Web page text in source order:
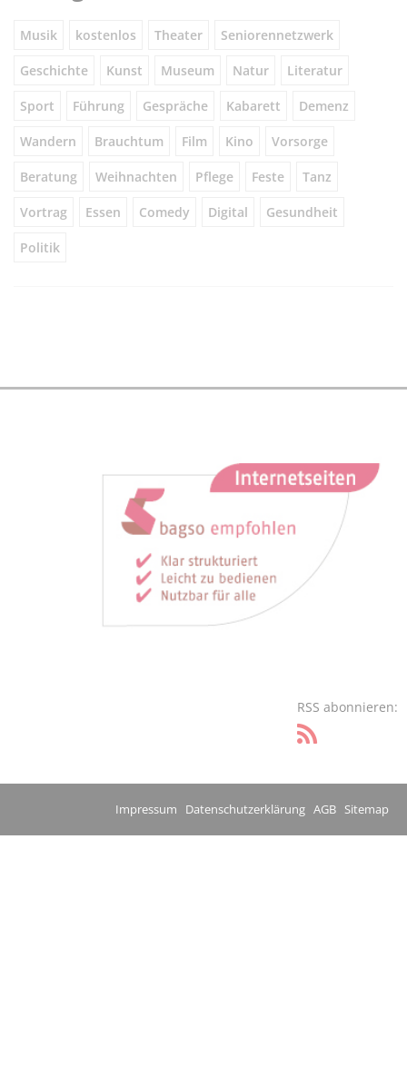
Musik kostenlos Theater Seniorennetzwerk
Geschichte Kunst Museum Natur Literatur
Sport Führung Gespräche Kabarett Demenz
Wandern Brauchtum Film Kino Vorsorge
Beratung Weihnachten Pflege Feste Tanz
Vortrag Essen Comedy Digital Gesundheit
Politik
RSS abonnieren:
Impressum Datenschutzerklärung AGB Sitemap